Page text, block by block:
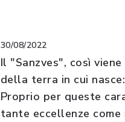
30/08/2022
Il "Sanzves", così
della terra in cui
Proprio per queste
tante eccellenze